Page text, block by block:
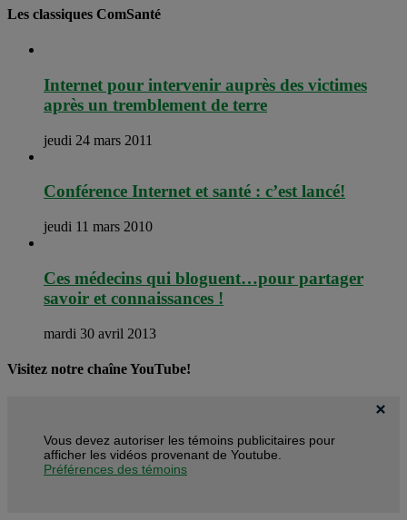
Les classiques ComSanté
Internet pour intervenir auprès des victimes
après un tremblement de terre
jeudi 24 mars 2011
Conférence Internet et santé : c’est lancé!
jeudi 11 mars 2010
Ces médecins qui bloguent…pour partager
savoir et connaissances !
mardi 30 avril 2013
Visitez notre chaîne YouTube!
Vous devez autoriser les témoins publicitaires pour
afficher les vidéos provenant de Youtube.
Préférences des témoins